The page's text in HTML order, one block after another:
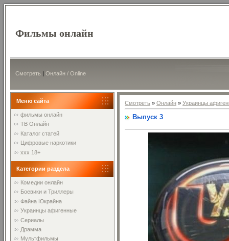
Фильмы онлайн
Смотреть | Онлайн / Online
Меню сайта
фильмы онлайн
ТВ Онлайн
Каталог статей
Цифровые наркотики
xxx 18+
Категории раздела
Комедии онлайн
Боевики и Триллеры
Файна Юкрайна
Украинцы афигенные
Сериалы
Драмма
Мультфильмы
Смотреть » Онлайн » Украинцы
Выпуск 3